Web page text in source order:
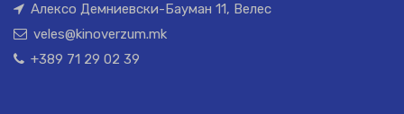
Алексо Демниевски-Бауман 11, Велес
veles@kinoverzum.mk
+389 71 29 02 39